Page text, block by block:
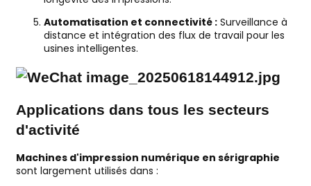
Automatisation et connectivité :Surveillance à
distance et intégration des flux de travail pour les
usines intelligentes.
Applications dans tous les secteurs
d'activité
Machines d'impression numérique en sérigraphie
sont largement utilisés dans :